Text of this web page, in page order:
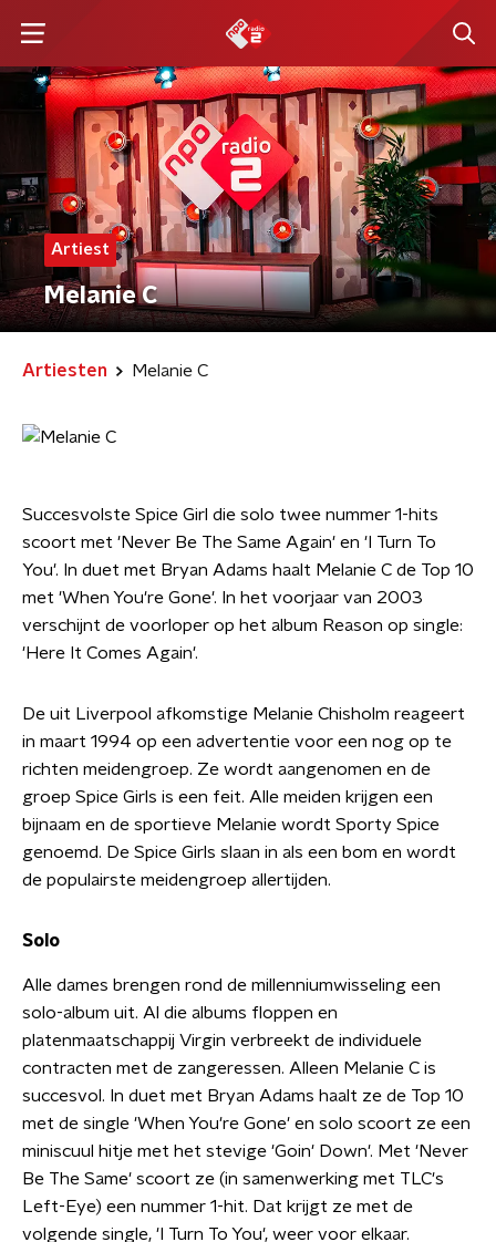
Artiest
Melanie C
Artiesten Melanie C
Succesvolste Spice Girl die solo twee nummer 1-hits
scoort met 'Never Be The Same Again' en 'I Turn To
You'. In duet met Bryan Adams haalt Melanie C de Top 10
met 'When You're Gone'. In het voorjaar van 2003
verschijnt de voorloper op het album Reason op single:
'Here It Comes Again'.
De uit Liverpool afkomstige Melanie Chisholm reageert
in maart 1994 op een advertentie voor een nog op te
richten meidengroep. Ze wordt aangenomen en de
groep Spice Girls is een feit. Alle meiden krijgen een
bijnaam en de sportieve Melanie wordt Sporty Spice
genoemd. De Spice Girls slaan in als een bom en wordt
de populairste meidengroep allertijden.
Solo
Alle dames brengen rond de millenniumwisseling een
solo-album uit. Al die albums floppen en
platenmaatschappij Virgin verbreekt de individuele
contracten met de zangeressen. Alleen Melanie C is
succesvol. In duet met Bryan Adams haalt ze de Top 10
met de single 'When You're Gone' en solo scoort ze een
miniscuul hitje met het stevige 'Goin' Down'. Met 'Never
Be The Same' scoort ze (in samenwerking met TLC's
Left-Eye) een nummer 1-hit. Dat krijgt ze met de
volgende single, 'I Turn To You', weer voor elkaar.